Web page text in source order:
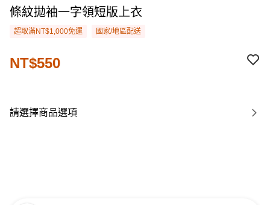
條紋拋袖一字領短版上衣
超取滿NT$1,000免運 國家/地區配送
NT$550
請選擇商品選項